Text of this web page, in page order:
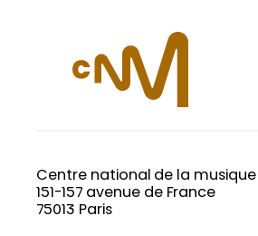
Centre national de la musique
151-157 avenue de France
75013 Paris